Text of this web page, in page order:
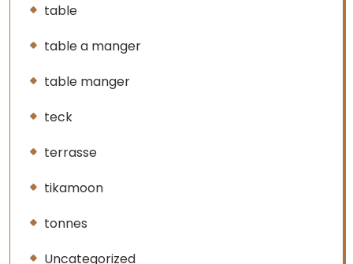
table
table a manger
table manger
teck
terrasse
tikamoon
tonnes
Uncategorized